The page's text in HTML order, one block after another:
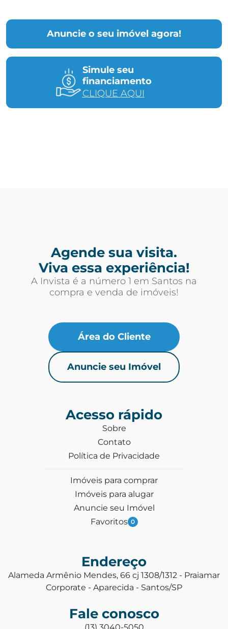
Anuncie o seu imóvel agora!
Simule seu
financiamento
CLIQUE AQUI
Agende sua visita.
Viva essa experiência!
A Invista é a número 1 em Santos na
compra e venda de imóveis!
Área do Cliente
Anuncie seu Imóvel
Acesso rápido
Sobre
Contato
Política de Privacidade
Imóveis para comprar
Imóveis para alugar
Anuncie seu Imóvel
Favoritos 0
Endereço
Alameda Armênio Mendes, 66 cj 1308/1312 - Praiamar
Corporate - Aparecida - Santos/SP
Fale conosco
(13) 3040-5050